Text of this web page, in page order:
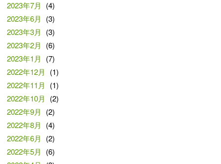
2023年7月
(4)
2023年6月
(3)
2023年3月
(3)
2023年2月
(6)
2023年1月
(7)
2022年12月
(1)
2022年11月
(1)
2022年10月
(2)
2022年9月
(2)
2022年8月
(4)
2022年6月
(2)
2022年5月
(6)